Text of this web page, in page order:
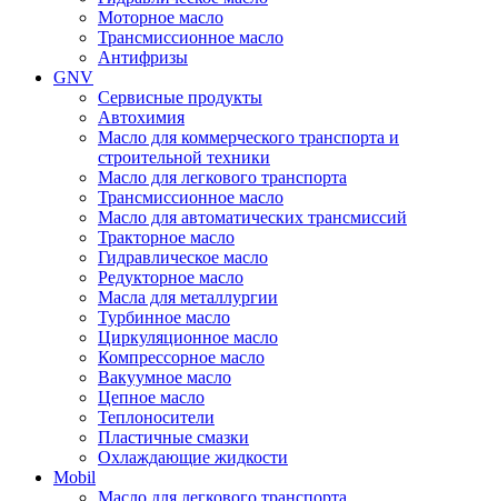
Моторное масло
Трансмиссионное масло
Антифризы
GNV
Сервисные продукты
Автохимия
Масло для коммерческого транспорта и
строительной техники
Масло для легкового транспорта
Трансмиссионное масло
Масло для автоматических трансмиссий
Тракторное масло
Гидравлическое масло
Редукторное масло
Масла для металлургии
Турбинное масло
Циркуляционное масло
Компрессорное масло
Вакуумное масло
Цепное масло
Теплоносители
Пластичные смазки
Охлаждающие жидкости
Mobil
Масло для легкового транспорта